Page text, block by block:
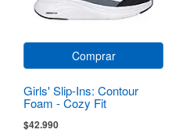
Comprar
Girls' Slip-Ins: Contour
Foam - Cozy Fit
$42.990